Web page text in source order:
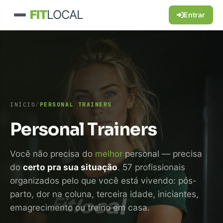
FITLOCAL Entrar
INÍCIO / PERSONAL TRAINERS
Personal Trainers
Você não precisa do melhor personal — precisa
do certo pra sua situação. 57 profissionais
organizados pelo que você está vivendo: pós-
parto, dor na coluna, terceira idade, iniciantes,
emagrecimento ou treino em casa.